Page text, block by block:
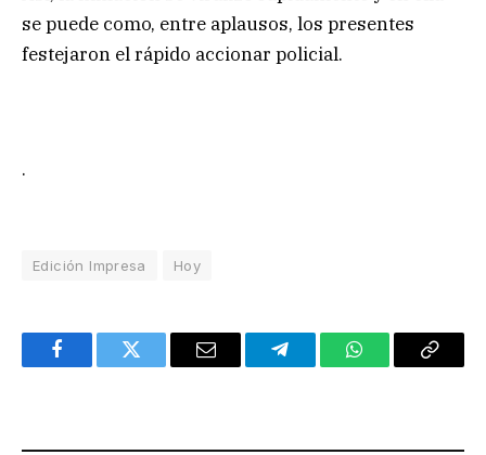
se puede como, entre aplausos, los presentes
festejaron el rápido accionar policial.
.
Edición Impresa Hoy
FacebookTwitter Email TelegramWhatsAppCopy